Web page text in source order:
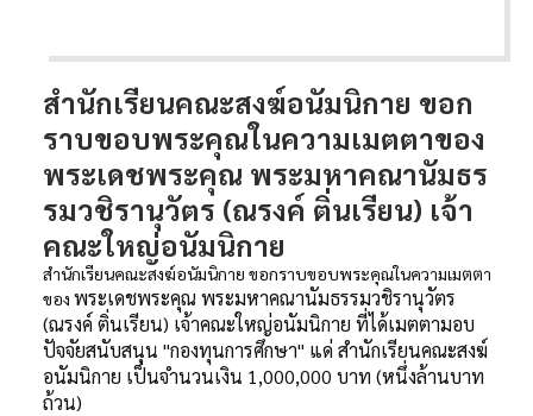
สำนักเรียนคณะสงฆ์อนัมนิกาย ขอก
ราบขอบพระคุณในความเมตตาของ
พระเดชพระคุณ พระมหาคณานัมธร
รมวชิรานุวัตร (ณรงค์ ติ่นเรียน) เจ้า
คณะใหญ่อนัมนิกาย
สำนักเรียนคณะสงฆ์อนัมนิกาย ขอกราบขอบพระคุณในความเมตตา
ของ พระเดชพระคุณ พระมหาคณานัมธรรมวชิรานุวัตร
(ณรงค์ ติ่นเรียน) เจ้าคณะใหญ่อนัมนิกาย ที่ได้เมตตามอบ
ปัจจัยสนับสนุน "กองทุนการศึกษา" แด่ สำนักเรียนคณะสงฆ์
อนัมนิกาย เป็นจำนวนเงิน 1,000,000 บาท (หนึ่งล้านบาท
ถ้วน)